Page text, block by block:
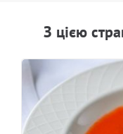
З цiєю